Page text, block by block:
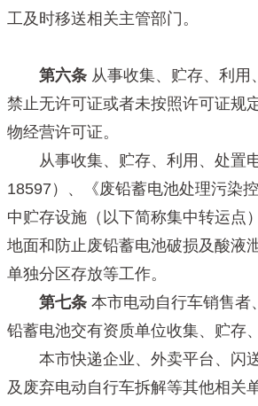
工及时移送相关主管部门。
第六条 从事收集、贮存、利
禁止无许可证或者未按照许可证规
物经营许可证。
从事收集、贮存、利用、处置电
18597）、《废铅蓄电池处理污染
中贮存设施（以下简称集中转运点
地面和防止废铅蓄电池破损及酸液
单独分区存放等工作。
第七条 本市电动自行车销售者
铅蓄电池交有资质单位收集、贮存
本市快递企业、外卖平台、闪送
及废弃电动自行车拆解等其他相关